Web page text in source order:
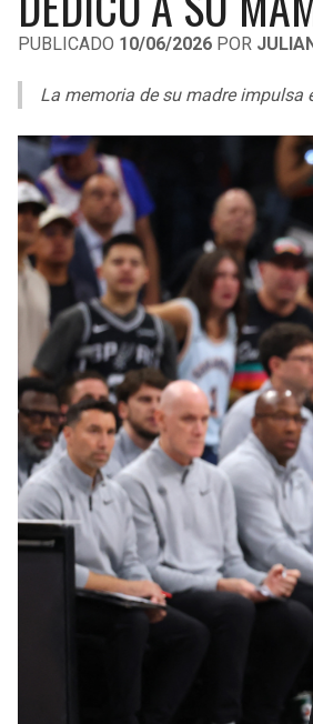
PUBLICADO 10/06/2026 POR
La memoria de su madre impulsa